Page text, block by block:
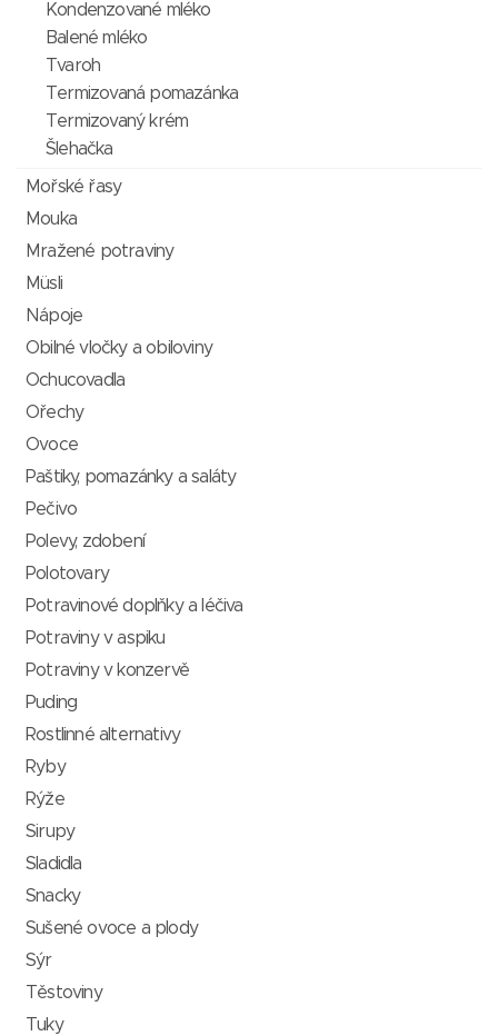
Kondenzované mléko
Balené mléko
Tvaroh
Termizovaná pomazánka
Termizovaný krém
Šlehačka
Mořské řasy
Mouka
Mražené potraviny
Müsli
Nápoje
Obilné vločky a obiloviny
Ochucovadla
Ořechy
Ovoce
Paštiky, pomazánky a saláty
Pečivo
Polevy, zdobení
Polotovary
Potravinové doplňky a léčiva
Potraviny v aspiku
Potraviny v konzervě
Puding
Rostlinné alternativy
Ryby
Rýže
Sirupy
Sladidla
Snacky
Sušené ovoce a plody
Sýr
Těstoviny
Tuky